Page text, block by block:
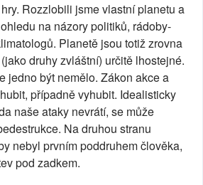
Rozzlobili jsme vlastní planetu a
na názory politiků, rádoby-
Planetě jsou totiž zrovna
druhy zvláštní) určitě lhostejné.
jedno být nemělo. Zákon akce a
případně vyhubit. Idealisticky
naše ataky nevrátí, se může
Na druhou stranu
nebyl prvním poddruhem člověka,
pod zadkem.